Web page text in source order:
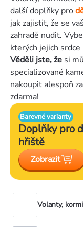
další doplňky pro
jak zajistit, že se
zahradě nudit.
kterých jejich srdce
Věděli jste, že si
specializované
nakoupit alespoň
zdarma!
Barevné varianty
Doplňky pro
hřiště
Zobrazit
Volanty,